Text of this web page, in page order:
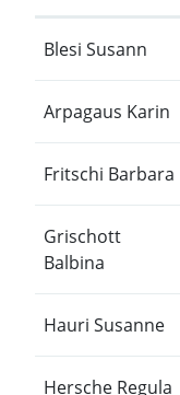
Blesi Susann
Arpagaus Karin
Fritschi Barbara
Grischott
Balbina
Hauri Susanne
Hersche Regula